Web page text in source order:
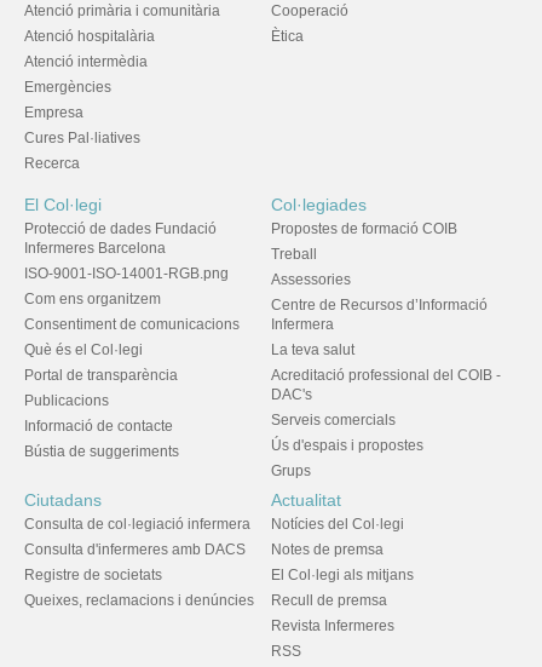
Atenció primària i comunitària
Atenció hospitalària
Atenció intermèdia
Emergències
Empresa
Cures Pal·liatives
Recerca
Cooperació
Ètica
El Col·legi
Protecció de dades Fundació
Infermeres Barcelona
ISO-9001-ISO-14001-RGB.png
Com ens organitzem
Consentiment de comunicacions
Què és el Col·legi
Portal de transparència
Publicacions
Informació de contacte
Bústia de suggeriments
Col·legiades
Propostes de formació COIB
Treball
Assessories
Centre de Recursos d’Informació
Infermera
La teva salut
Acreditació professional del COIB -
DAC's
Serveis comercials
Ús d'espais i propostes
Grups
Ciutadans
Consulta de col·legiació infermera
Consulta d'infermeres amb DACS
Registre de societats
Queixes, reclamacions i denúncies
Actualitat
Notícies del Col·legi
Notes de premsa
El Col·legi als mitjans
Recull de premsa
Revista Infermeres
RSS